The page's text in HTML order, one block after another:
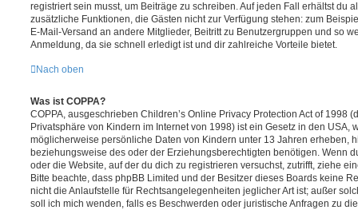
registriert sein musst, um Beiträge zu schreiben. Auf jeden Fall erhältst du
zusätzliche Funktionen, die Gästen nicht zur Verfügung stehen: zum
E-Mail-Versand an andere Mitglieder, Beitritt zu Benutzergruppen und so
Anmeldung, da sie schnell erledigt ist und dir zahlreiche Vorteile bietet.
Nach oben
Was ist COPPA?
COPPA, ausgeschrieben Children’s Online Privacy Protection Act of 1998
Privatsphäre von Kindern im Internet von 1998) ist ein Gesetz in den USA,
möglicherweise persönliche Daten von Kindern unter 13 Jahren erheben,
beziehungsweise des oder der Erziehungsberechtigten benötigen. Wenn
oder die Website, auf der du dich zu registrieren versuchst, zutrifft, ziehe
Bitte beachte, dass phpBB Limited und der Besitzer dieses Boards keine
nicht die Anlaufstelle für Rechtsangelegenheiten jeglicher Art ist; außer
soll ich mich wenden, falls es Beschwerden oder juristische Anfragen zu